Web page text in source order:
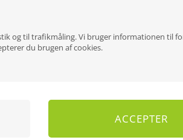
og til trafikmåling. Vi bruger informationen til
du brugen af cookies.
- Men modellen er meget rummelig. Se
66